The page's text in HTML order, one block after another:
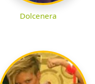
Dolcenera